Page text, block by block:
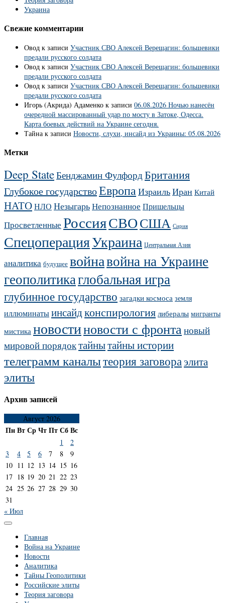
Украина
Свежие комментарии
Овод к записи Участник СВО Алексей Верещагин: большевики
предали русского солдата
Овод к записи Участник СВО Алексей Верещагин: большевики
предали русского солдата
Овод к записи Участник СВО Алексей Верещагин: большевики
предали русского солдата
Игорь (Акрида) Адаменко к записи 06.08.2026 Ночью нанесён
очередной массированный удар по мосту в Затоке, Одесса.
Карта боевых действий на Украине сегодня.
Тайна к записи Новости, слухи, инсайд из Украины: 05.08.2026
Метки
Deep StateБенджамин Фулфорд Британия
Глубокое государствоЕвропаИзраильИран Китай
НАТОНЛО НезыгарьНепознанное Пришельцы
Просветленные РоссияСВОСША Сирия
СпецоперацияУкраина Центральная Азия
аналитика будущее войнавойна на Украине
геополитикаглобальная игра
глубинное государство загадки космоса земля
иллюминатыинсайдконспирология либералы мигранты
мистика новостиновости с фронта новый
мировой порядоктайнытайны истории
телеграмм каналытеория заговораэлита
элиты
Архив записей
Август 2026
ПнВтСрЧтПтСбВс
1
2
3
4 5 6 7 8
9
10 11 12 13 14 15 16
17 18 19 20 21 22 23
24 25 26 27 28 29 30
31
« Июл
Главная
Война на Украине
Новости
Аналитика
Тайны Геополитики
Российские элиты
Теория заговора